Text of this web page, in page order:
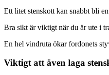
Ett litet stenskott kan snabbt bli
Bra sikt är viktigt när du är ute i
En hel vindruta ökar fordonets
Viktigt att även laga